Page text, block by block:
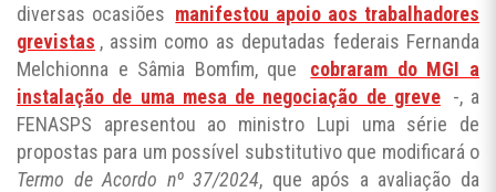
diversas ocasiões manifestou apoio aos trabalhadores
grevistas , assim como as deputadas federais Fernanda
Melchionna e Sâmia Bomfim, que
cobraram do MGI a
instalação de uma mesa de negociação de greve -, a
FENASPS apresentou ao ministro Lupi uma série de
propostas para um possível substitutivo que modificará o
Termo de Acordo nº 37/2024, que após a avaliação da